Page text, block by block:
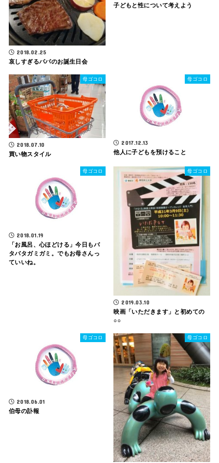
2018.02.25
哀しすぎるパパのお誕生日会
子どもと性について考えよう
母ゴコロ
2018.07.10
買い物スタイル
母ゴコロ
2017.12.13
他人に子どもを預けること
母ゴコロ
2018.01.19
「お風呂、心ほどける」今日もバ
タバタガミガミ。でもお母さんっ
ていいね。
母ゴコロ
2019.03.10
映画「いただきます」と初めての
○○
母ゴコロ
2018.06.01
伯母の訃報
母ゴコロ